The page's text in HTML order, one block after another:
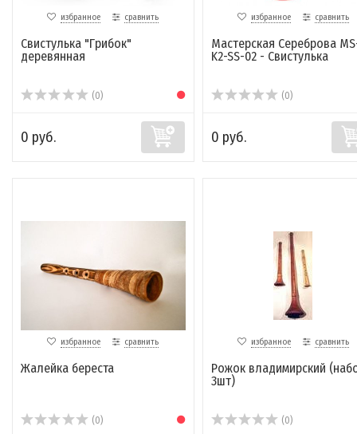
избранное сравнить
Свистулька "Грибок"
деревянная
(0)
0 руб.
избранное сравнить
Мастерская Сереброва
K2-SS-02 - Свистулька
(0)
0 руб.
избранное сравнить
Жалейка береста
(0)
избранное сравнить
Рожок владимирский
3шт)
(0)